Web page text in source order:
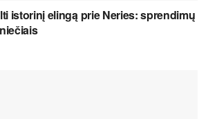
istorinį elingą prie Neries: sprendimų